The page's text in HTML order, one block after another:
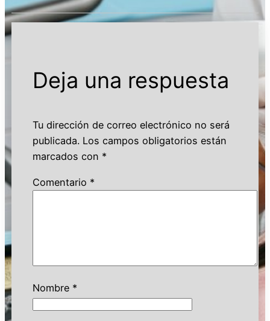
Deja una respuesta
Tu dirección de correo electrónico no será
publicada. Los campos obligatorios están
marcados con *
Comentario *
Nombre *